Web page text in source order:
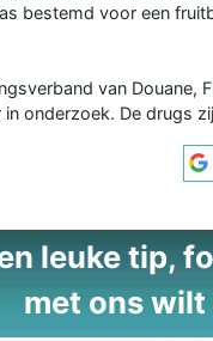
bestemd voor een
van Douane,
onderzoek. De drugs
leuke tip,
met ons wilt